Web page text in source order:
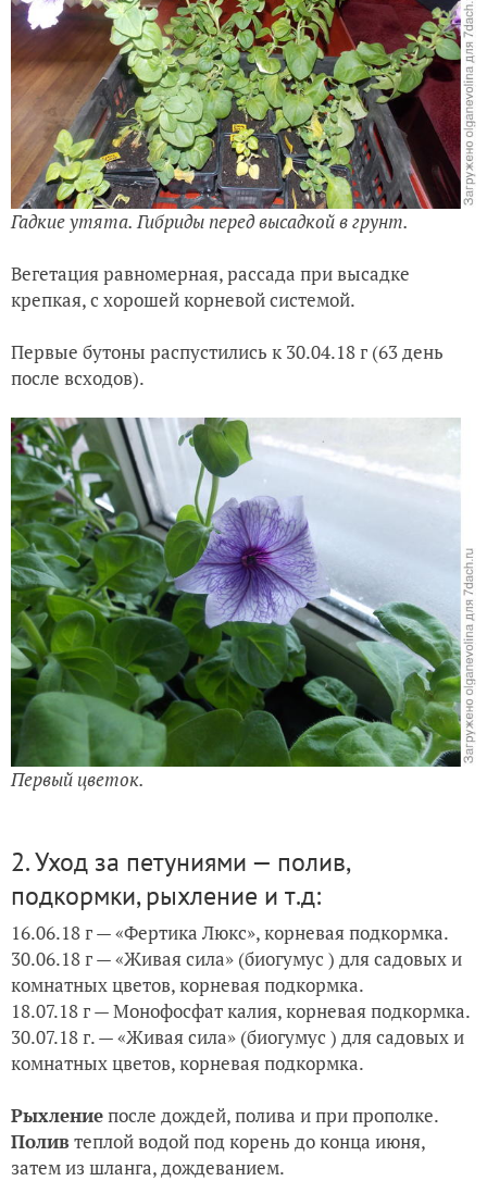
Гадкие утята. Гибриды перед высадкой в грунт.
Вегетация равномерная, рассада при высадке
крепкая, с хорошей корневой системой.
Первые бутоны распустились к 30.04.18 г (63день
после всходов).
Первый цветок.
2. Уход за петуниями — полив,
подкормки, рыхление и т.д:
16.06.18 г — «Фертика Люкс», корневая подкормка.
30.06.18 г — «Живая сила» (биогумус ) для садовых и
комнатных цветов, корневая подкормка.
18.07.18 г — Монофосфат калия, корневая подкормка.
30.07.18 г. —«Живая сила» (биогумус ) для садовых и
комнатных цветов, корневая подкормка.
Рыхлениепосле дождей, полива и при прополке.
Полив теплой водой под корень до конца июня,
затем из шланга, дождеванием.